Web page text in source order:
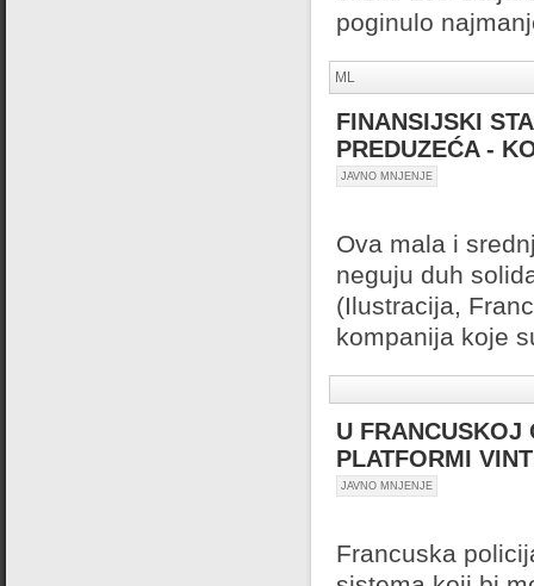
poginulo
ML
FINANSIJSKI
PREDUZEĆA -
JAVNO MNJENJE
Ova mala i
neguju duh
(Ilustracija,
kompanija koje
U FRANCUSKOJ
PLATFORMI
JAVNO MNJENJE
Francuska